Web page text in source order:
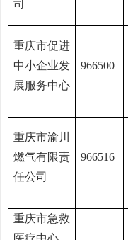
司
重庆市促进
中小企业发
展服务中心
966500
重庆市渝川
燃气有限责
任公司
966516
重庆市急救